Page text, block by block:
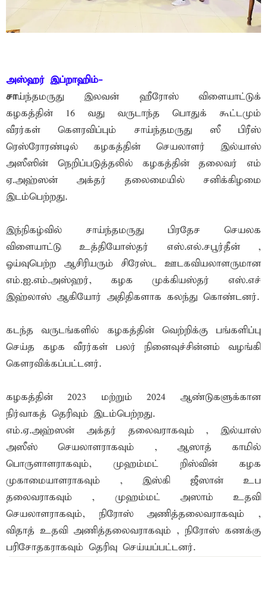
அஸ்ஹர் இப்றாஹிம்-
சாய்ந்தமருது இலவன் ஹீரோஸ் விளையாட்டுக்
கழகத்தின் 16 வது வருடாந்த பொதுக் கூட்டமும்
வீரர்கள் கெளரவிப்பும் சாய்ந்தமருது ஸீ பிரீஸ்
ரெஸ்ரோரண்டில் கழகத்தின் செயலாளர் இல்யாஸ்
அஸீஸின் நெறிப்படுத்தலில் கழகத்தின் தலைவர் எம்
ஏ.அஹ்ஸன் அக்தர் தலைமையில் சனிக்கிழமை
இடம்பெற்றது.
இந்நிகழ்வில் சாய்ந்தமருது பிரதேச செயலக
விளையாட்டு உத்தியோஸ்தர் எஸ்.எல்.சபூர்தீன் ,
ஓய்வுபெற்ற ஆசிரியரும் சிரேஸ்ட ஊடகவியலாளருமான
எம்.ஐ.எம்.அஸ்ஹர், கழக முக்கியஸ்தர் எஸ்.எச்
இஹ்லாஸ் ஆகியோர் அதிதிகளாக கலந்து கொண்டனர்.
கடந்த வருடங்களில் கழகத்தின் வெற்றிக்கு பங்களிப்பு
செய்த கழக வீரர்கள் பலர் நினைவுச்சின்னம் வழங்கி
கெளரவிக்கப்பட்டனர்.
கழகத்தின் 2023 மற்றும் 2024 ஆண்டுகளுக்கான
நிர்வாகத் தெரிவும் இடம்பெற்றது.
எம்.ஏ.அஹ்ஸன் அக்தர் தலைவராகவும் , இல்யாஸ்
அஸீஸ் செயலாளராகவும் , ஆஸாத் காமில்
பொருளாளராகவும், முஹம்மட் றிஸ்வின் கழக
முகாமையாளராகவும் , இஸ்கி ஜீஸான் உப
தலைவராகவும் , முஹம்மட் அஸாம் உதவி
செயலாளராகவும், நிரோஸ் அணித்தலைவராகவும் ,
விதாத் உதவி அணித்தலைவராகவும் , நிரோஸ் கணக்கு
பரிசோதகராகவும் தெரிவு செய்யப்பட்டனர்.